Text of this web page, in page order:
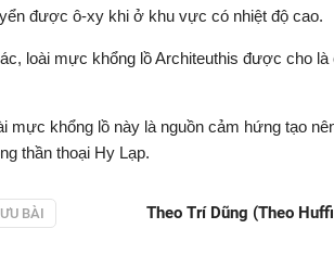
được ô-xy khi ở khu vực có nhiệt độ cao.
loài mực khổng lồ Architeuthis được cho là
mực khổng lồ này là nguồn cảm hứng tạo
thần thoại Hy Lạp.
BÀI Theo Trí Dũng (Theo